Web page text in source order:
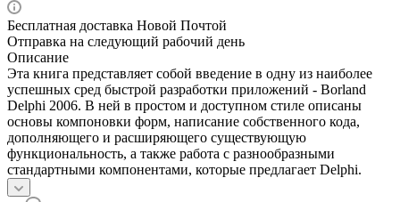
Бесплатная доставка Новой Почтой
Отправка на следующий рабочий день
Описание
Эта книга представляет собой введение в одну из наиболее
успешных сред быстрой разработки приложений - Borland
Delphi 2006. В ней в простом и доступном стиле описаны
основы компоновки форм, написание собственного кода,
дополняющего и расширяющего существующую
функциональность, а также работа с разнообразными
стандартными компонентами, которые предлагает Delphi.